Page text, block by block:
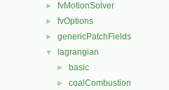
► fvMotionSolver
► fvOptions
► genericPatchFields
▼ lagrangian
► basic
► coalCombustion